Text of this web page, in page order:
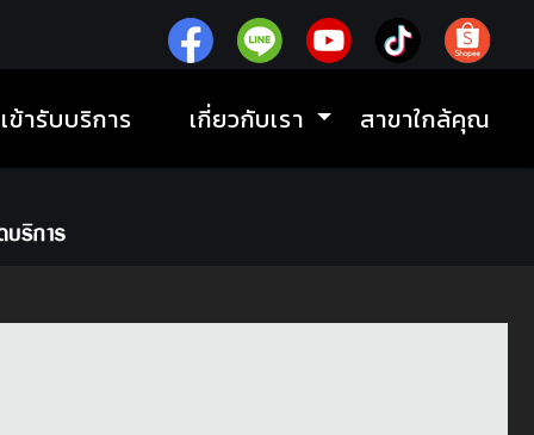
ข้ารับบริการ เกี่ยวกับเรา สาขาใกล้คุณ